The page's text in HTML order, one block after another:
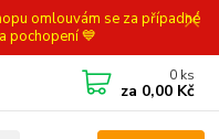
omlouvám se za případné
pochopení 💙
0 ks
za 0,00 Kč